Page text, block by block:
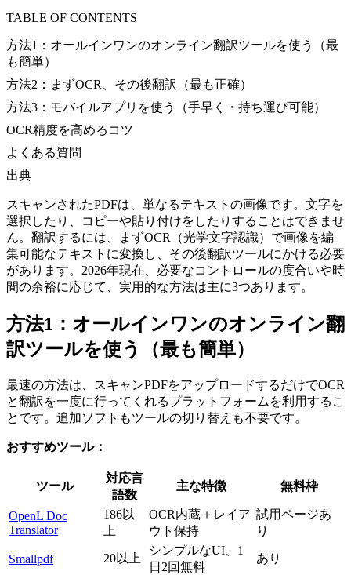
TABLE OF CONTENTS
方法1：オールインワンのオンライン翻訳ツールを使う（最
も簡単）
方法2：まずOCR、その後翻訳（最も正確）
方法3：モバイルアプリを使う（手早く・持ち運び可能）
OCR精度を高めるコツ
よくある質問
出典
スキャンされたPDFは、単なるテキストの画像です。文字を
選択したり、コピーや貼り付けをしたりすることはできませ
ん。翻訳するには、まずOCR（光学文字認識）で画像を編
集可能なテキストに変換し、その後翻訳ツールにかける必要
があります。2026年現在、必要なコントロールの度合いや時
間の余裕に応じて、実用的な方法は主に3つあります。
方法1：オールインワンのオンライン翻
訳ツールを使う（最も簡単）
最速の方法は、スキャンPDFをアップロードするだけでOCR
と翻訳を一度に行ってくれるプラットフォームを利用するこ
とです。追加ソフトもツールの切り替えも不要です。
おすすめツール：
ツール
対応言
語数
主な特徴 無料枠
OpenL Doc
Translator
186以
上
OCR内蔵＋レイア
ウト保持
試用ページあ
り
Smallpdf 20以上
シンプルなUI、1
日2回無料
あり